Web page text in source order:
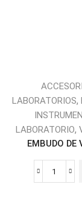
LABORATORIOS,
LABORATORIO,
EMBUDO DE